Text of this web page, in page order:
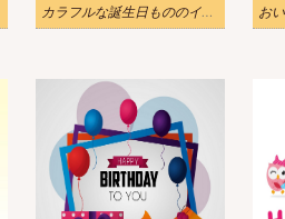
カラフルな誕生日もののイラスト